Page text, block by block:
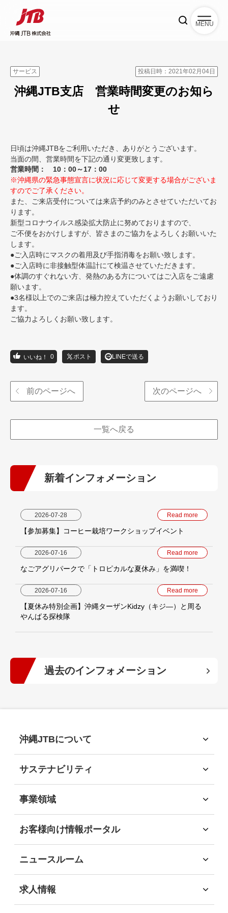
MENU
サービス 投稿日時：2021年02月04日
沖縄JTB支店 営業時間変更のお知ら
せ
日頃は沖縄JTBをご利用いただき、ありがとうございます。
当面の間、営業時間を下記の通り変更致します。
営業時間： 10：00～17：00
※沖縄県の緊急事態宣言に状況に応じて変更する場合がございま
すのでご了承ください。
また、ご来店受付については来店予約のみとさせていただいてお
ります。
新型コロナウイルス感染拡大防止に努めておりますので、
ご不便をおかけしますが、皆さまのご協力をよろしくお願いいた
します。
●ご入店時にマスクの着用及び手指消毒をお願い致します。
●ご入店時に非接触型体温計にて検温させていただきます。
●体調のすぐれない方、発熱のある方についてはご入店をご遠慮
願います。
●3名様以上でのご来店は極力控えていただくようお願いしており
ます。
ご協力よろしくお願い致します。
0 ポスト LINEで送る
前のページへ
一覧へ戻る
次のページへ
新着インフォメーション
2026-07-28 Read more
【参加募集】コーヒー栽培ワークショップイベント
2026-07-16 Read more
なごアグリパークで「トロピカルな夏休み」を満喫！
2026-07-16 Read more
【夏休み特別企画】沖縄ターザンKidzy（キジ―）と周る
やんばる探検隊
過去のインフォメーション
2022年(7)
(12)
2020年(10)
沖縄JTBについて
経営理念
会社概要
会社沿革
サステナビリティ
環境
社会
経済
DEIB推進
沖縄JTB サステナビリティレポート2025
事業領域
ソリューション領域
自社企画・運営領域
お客様向け情報ポータル
自治体・行政機関のお客様
学校・教育機関のお客様
事業パートナーの皆様
ニュースルーム
求人情報